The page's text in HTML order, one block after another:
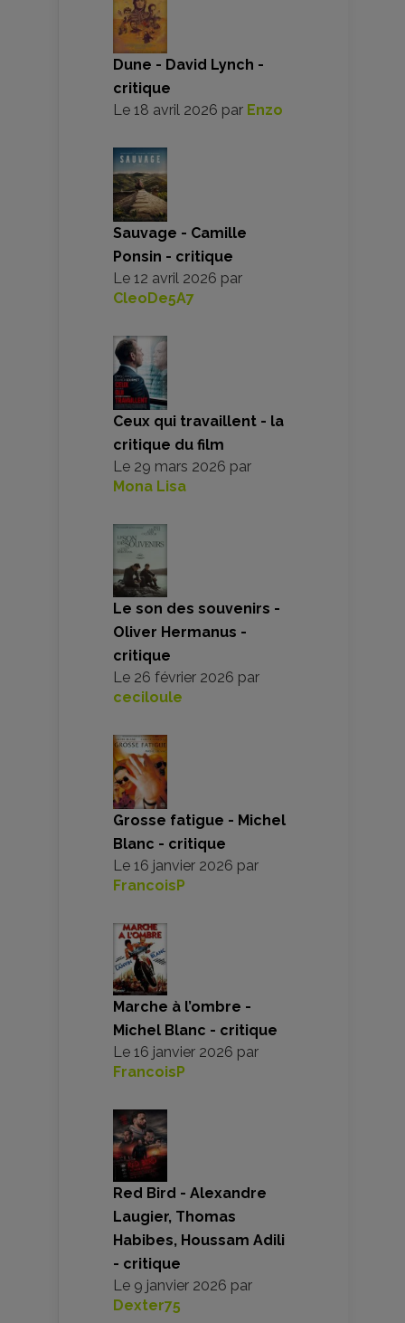
Dune - David Lynch -
critique
Le 18 avril 2026 par Enzo
Sauvage - Camille
Ponsin - critique
Le 12 avril 2026 par
CleoDe5A7
Ceux qui travaillent - la
critique du film
Le 29 mars 2026 par
Mona Lisa
Le son des souvenirs -
Oliver Hermanus -
critique
Le 26 février 2026 par
ceciloule
Grosse fatigue - Michel
Blanc - critique
Le 16 janvier 2026 par
FrancoisP
Marche à l’ombre -
Michel Blanc - critique
Le 16 janvier 2026 par
FrancoisP
Red Bird - Alexandre
Laugier, Thomas
Habibes, Houssam Adili
- critique
Le 9 janvier 2026 par
Dexter75